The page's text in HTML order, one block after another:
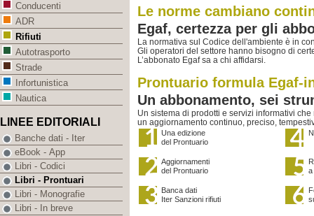
Le norme cambiano
Egaf, certezza per gli
La normativa sul Codice dell'ambiente è in
Gli operatori del settore hanno bisogno di
L’abbonato Egaf sa a chi affidarsi.
Prontuario formula Egaf-
Un abbonamento, sei
Un sistema di prodotti e servizi informativi
un aggiornamento continuo, preciso,
Una edizione
del Prontuario
Aggiornamenti
del Prontuario
a
Banca dati
Iter Sanzioni rifiuti
Conducenti
ADR
Rifiuti
Autotrasporto
Strade
Infortunistica
Nautica
LINEE EDITORIALI
Banche dati - Iter
eBook - App
Libri - Codici
Libri - Prontuari
Libri - Monografie
Libri - In breve